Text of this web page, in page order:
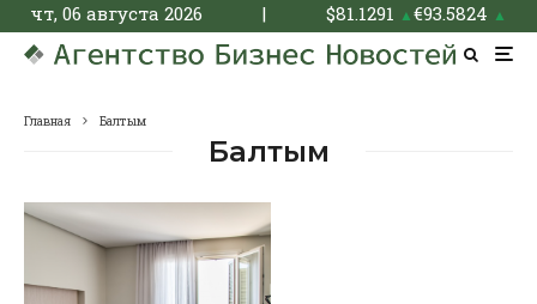
чт, 06 августа 2026 | $81.1291 ▲€93.5824 ▲
Главная Балтым
Балтым